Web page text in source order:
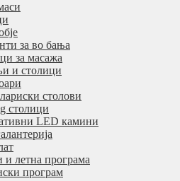
за во бања
за масажа
и столици
столови
столици
LED камини
и летна програма
програм